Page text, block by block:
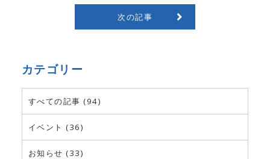
次の記事
カテゴリー
すべての記事 (94)
イベント (36)
お知らせ (33)